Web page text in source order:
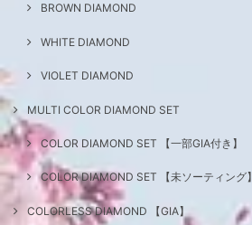
BROWN DIAMOND
WHITE DIAMOND
VIOLET DIAMOND
MULTI COLOR DIAMOND SET
COLOR DIAMOND SET 【一部GIA付き】
COLOR DIAMOND SET 【未ソーティング】
COLORLESS DIAMOND 【GIA】